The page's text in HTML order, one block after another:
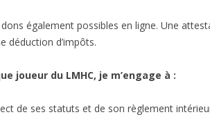
également possibles en ligne. Une
déduction d’impôts.
joueur du LMHC, je m’engage à :
de ses statuts et de son règlement